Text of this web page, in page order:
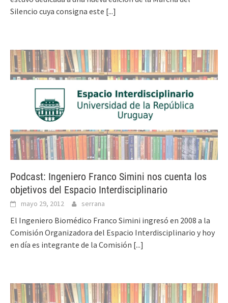
Silencio cuya consigna este [...]
Podcast: Ingeniero Franco Simini nos cuenta los
objetivos del Espacio Interdisciplinario
mayo 29, 2012 serrana
El Ingeniero Biomédico Franco Simini ingresó en 2008 a la
Comisión Organizadora del Espacio Interdisciplinario y hoy
en día es integrante de la Comisión [...]